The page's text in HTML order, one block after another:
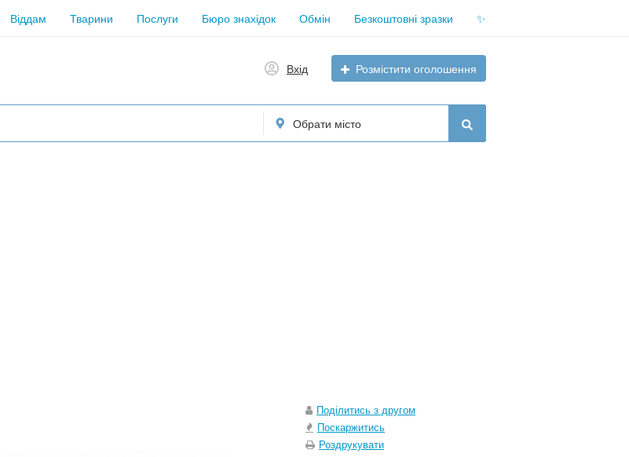
Віддам Тварини Послуги Бюро знахідок Обмін Безкоштовні зразки ✨
Вхід Розмістити оголошення
Обрати місто
Поділитись з другом
Поскаржитись
Роздрукувати